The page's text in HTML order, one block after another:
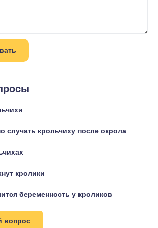
случать крольчиху после окрола
кролики
беременность у кроликов
вопрос